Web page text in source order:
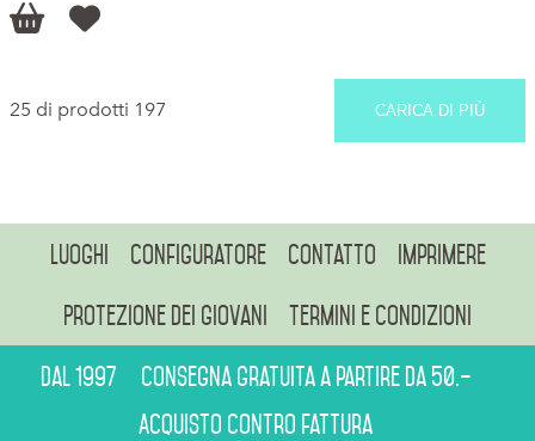
 
25 di prodotti 197 CARICA DI PIÙ
Luoghi Configuratore Contatto Imprimere
Protezione dei giovani Termini e condizioni
Dal 1997
Consegna gratuita a partire da 50.–
Acquisto contro fattura